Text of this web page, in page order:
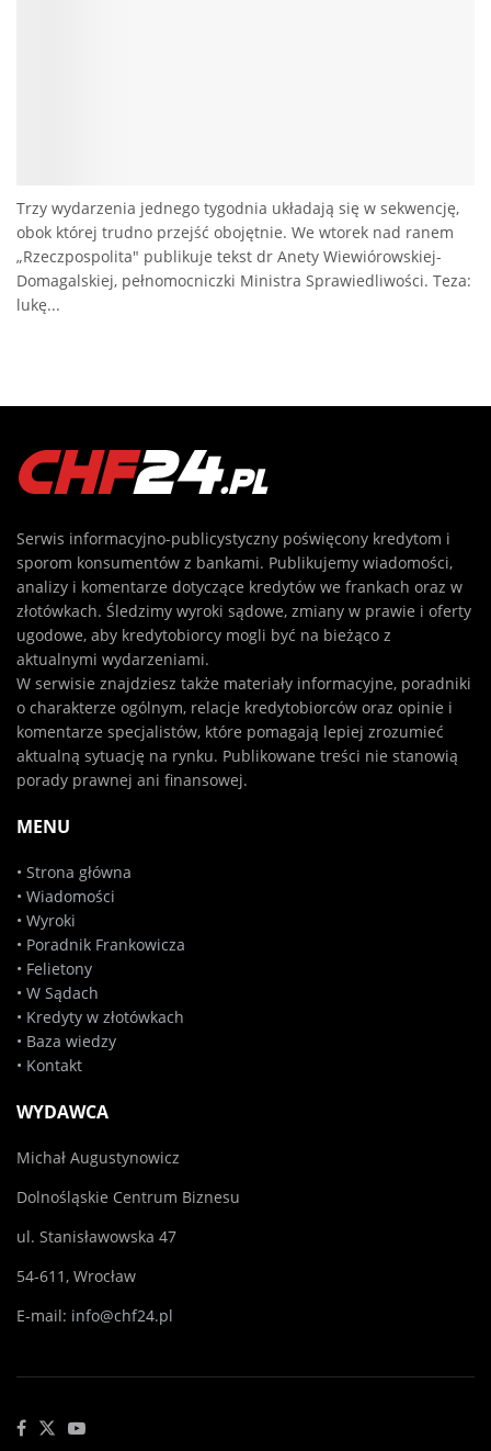
Trzy wydarzenia jednego tygodnia układają się w sekwencję,
obok której trudno przejść obojętnie. We wtorek nad ranem
„Rzeczpospolita" publikuje tekst dr Anety Wiewiórowskiej-
Domagalskiej, pełnomocniczki Ministra Sprawiedliwości. Teza:
lukę...
Serwis informacyjno-publicystyczny poświęcony kredytom i
sporom konsumentów z bankami. Publikujemy wiadomości,
analizy i komentarze dotyczące kredytów we frankach oraz w
złotówkach. Śledzimy wyroki sądowe, zmiany w prawie i oferty
ugodowe, aby kredytobiorcy mogli być na bieżąco z
aktualnymi wydarzeniami.
W serwisie znajdziesz także materiały informacyjne, poradniki
o charakterze ogólnym, relacje kredytobiorców oraz opinie i
komentarze specjalistów, które pomagają lepiej zrozumieć
aktualną sytuację na rynku. Publikowane treści nie stanowią
porady prawnej ani finansowej.
MENU
• Strona główna
• Wiadomości
• Wyroki
• Poradnik Frankowicza
• Felietony
• W Sądach
• Kredyty w złotówkach
• Baza wiedzy
• Kontakt
WYDAWCA
Michał Augustynowicz
Dolnośląskie Centrum Biznesu
ul. Stanisławowska 47
54-611, Wrocław
E-mail: info@chf24.pl